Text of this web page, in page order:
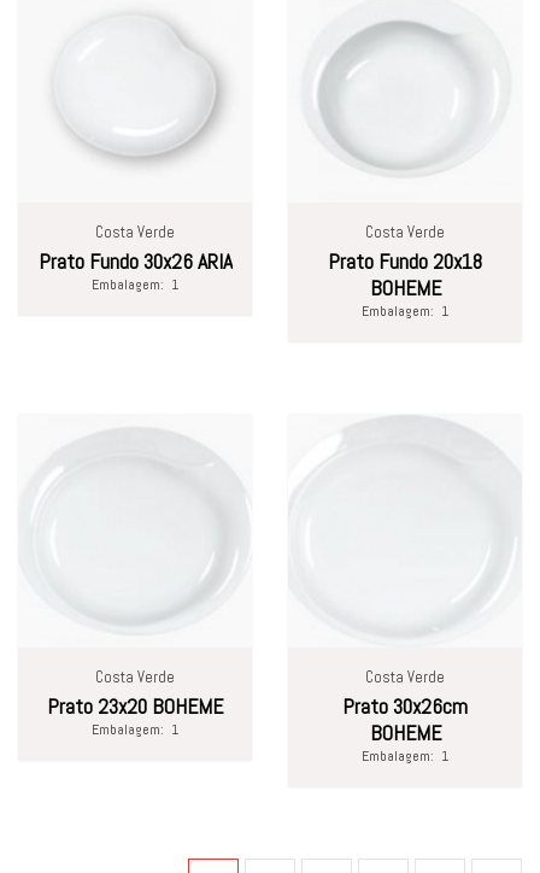
Costa Verde
Prato Fundo 30x26 ARIA
Embalagem: 1
Costa Verde
Prato Fundo 20x18
BOHEME
Embalagem: 1
Costa Verde
Prato 23x20 BOHEME
Embalagem: 1
Costa Verde
Prato 30x26cm
BOHEME
Embalagem: 1